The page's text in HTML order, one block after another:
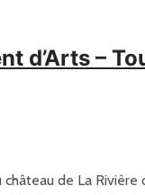
d’Arts –
de La